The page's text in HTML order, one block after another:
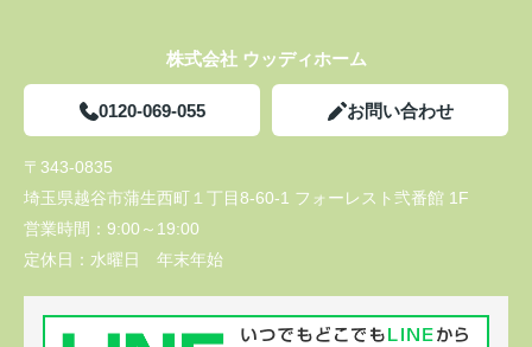
株式会社 ウッディホーム
0120-069-055 お問い合わせ
〒343-0835
埼玉県越谷市蒲生西町１丁目8-60-1 フォーレスト弐番館 1F
営業時間： 9:00～19:00
定休日： 水曜日 年末年始